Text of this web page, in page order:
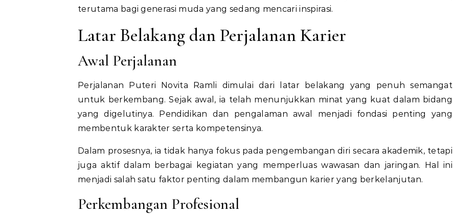
terutama bagi generasi muda yang sedang mencari inspirasi.
Latar Belakang dan Perjalanan Karier
Awal Perjalanan
Perjalanan Puteri Novita Ramli dimulai dari latar belakang yang penuh semangat
untuk berkembang. Sejak awal, ia telah menunjukkan minat yang kuat dalam bidang
yang digelutinya. Pendidikan dan pengalaman awal menjadi fondasi penting yang
membentuk karakter serta kompetensinya.
Dalam prosesnya, ia tidak hanya fokus pada pengembangan diri secara akademik, tetapi
juga aktif dalam berbagai kegiatan yang memperluas wawasan dan jaringan. Hal ini
menjadi salah satu faktor penting dalam membangun karier yang berkelanjutan.
Perkembangan Profesional